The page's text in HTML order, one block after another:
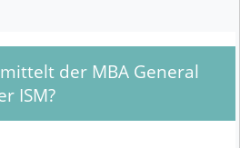
das MBA-Programm General
musst du folgende
nachweisen:
der MBA General
ISM?